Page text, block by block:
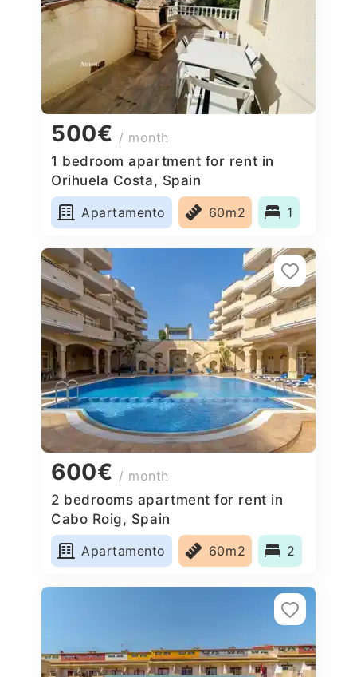
500€ / month
1 bedroom apartment for rent in
Orihuela Costa, Spain
Apartamento
60m2 1
600€ / month
2 bedrooms apartment for rent in
Cabo Roig, Spain
Apartamento
60m2 2